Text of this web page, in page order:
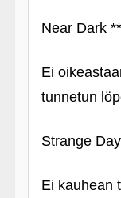
Near Dark
Ei
tunnetun
Strange
Ei kauhean